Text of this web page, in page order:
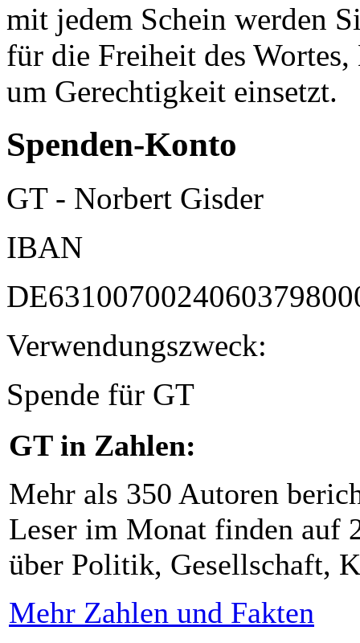
mit jedem Schein werden
für die Freiheit des
um Gerechtigkeit einsetzt.
Spenden-Konto
GT - Norbert Gisder
IBAN
Verwendungszweck:
Spende für GT
GT in Zahlen:
Mehr als 350 Autoren
Leser im Monat finden auf
über Politik, Gesellschaft,
Mehr Zahlen und Fakten